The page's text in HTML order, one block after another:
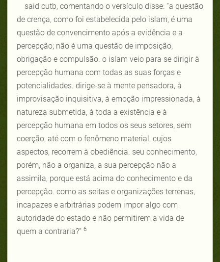
said cutb, comentando o versículo disse: “a questão
de crença, como foi estabelecida pelo islam, é uma
questão de convencimento após a evidência e a
percepção; não é uma questão de imposição,
obrigação e compulsão. o islam veio para se dirigir à
percepção humana com todas as suas forças e
potencialidades. dirige-se à mente pensadora, à
improvisação inquisitiva, à emoção impressionada, à
natureza submetida, à toda a existência e à
percepção humana em todos os seus setores, sem
coerção, até com o fenômeno material, cujos
aspectos, recorrem à obediência. seu conhecimento,
porém, não a organiza, a sua percepção não a
assimila, porque está acima do conhecimento e da
percepção. como as seitas e organizações terrenas,
incapazes e arbitrárias podem impor algo com
autoridade do estado e não permitirem a vida de
quem a contraria?” 6